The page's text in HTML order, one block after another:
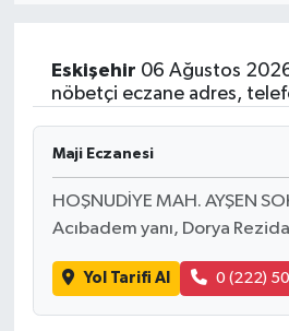
Eskişehir 06 Ağustos
nöbetçi eczane adres,
Maji Eczanesi
HOŞNUDİYE MAH. AYŞEN
Acıbadem yanı, Dorya
Yol Tarifi Al 0 (222)